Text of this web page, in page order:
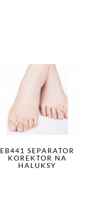
EB441 SEPARATOR
KOREKTOR NA
HALUKSY